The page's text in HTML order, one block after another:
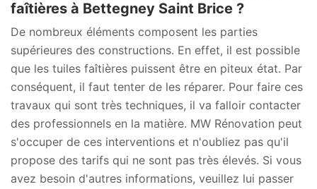
faîtières à Bettegney Saint Brice ?
De nombreux éléments composent les parties
supérieures des constructions. En effet, il est possible
que les tuiles faîtières puissent être en piteux état. Par
conséquent, il faut tenter de les réparer. Pour faire ces
travaux qui sont très techniques, il va falloir contacter
des professionnels en la matière. MW Rénovation peut
s'occuper de ces interventions et n'oubliez pas qu'il
propose des tarifs qui ne sont pas très élevés. Si vous
avez besoin d'autres informations, veuillez lui passer